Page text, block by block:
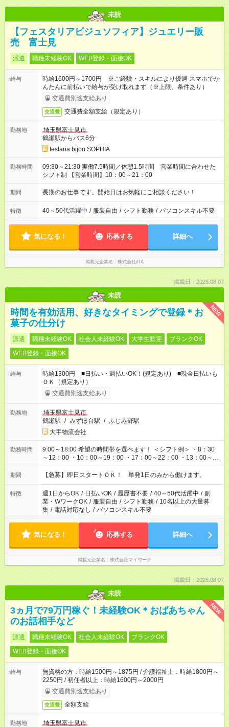
未読
【フェスタリアビジュソフィア】ジュエリー販
売 富士見
派遣 職種未経験OK WEB登録・面接OK
給与
時給1600円～1700円 ※ご経験・スキルにより優遇 スマホでか
んたんに前払いで給与が受け取れます（※上限、条件あり）
交通費別途支給あり
交通費 交通費全額支給（規定あり）
勤務地
埼玉県富士見市
鶴瀬駅からバス6分
festaria bijou SOPHIA
勤務時間
09:30～21:30 実働7.5時間／休憩1.5時間 営業時間に合わせた
シフト制 【営業時間】10：00～21：00
期間 長期のお仕事です。開始日はお気軽にご相談ください！
特徴 40～50代活躍中 / 服装自由 / シフト勤務 / パソコンスキル不要
気になる！ 応募する 詳細へ
掲載元企業名 株式会社iDA
掲載日：2026.08.07
未読
NEW
時間を有効活用、好きなタイミングで登録＊お
菓子の仕分け
派遣 職種未経験OK 社会人未経験OK 大学生歓迎
ブランクOK
WEB登録・面接OK
給与
時給1300円 ■日払い・週払いOK！(規定あり) ■現金日払いも
ＯＫ（規定あり）
交通費別途支給あり
勤務地
埼玉県富士見市
鶴瀬駅 / みずほ台駅 / ふじみ野駅
大手物流会社
勤務時間
9:00～18:00 希望の時間帯を選べます！ ＜シフト例＞ ・8：30
～12：00 ・10：00～19：00 ・17：00～22：00 ・13：00～
22：00 ・22：00～翌6：00 など
期間 【急募】即日スタートＯＫ！ 単発1日のみから働けます。
特徴 週1日からOK / 日払いOK / 履歴書不要 / 40～50代活躍中 / 副
業・WワークOK / 服装自由 / シフト勤務 / 10名以上の大量募
集 / 電話対応なし / パソコンスキル不要
気になる！ 応募する 詳細へ
掲載元企業名 株式会社マイワーク
掲載日：2026.08.07
未読
NEW
3ヵ月で79万円稼ぐ！未経験OK＊おばあちゃん
のお話相手など
派遣 職種未経験OK 社会人未経験OK
ブランクOK
WEB登録・面接OK
給与
無資格の方：時給1500円～1875円 / 介護福祉士：時給1800円～
2250円 / 初任者以上：時給1600円～2000円
交通費別途支給あり
交通費 全額支給
勤務地
埼玉県富士見市